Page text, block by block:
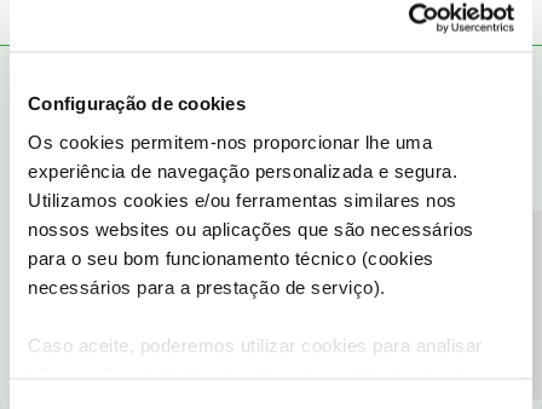
Configuração de cookies
Os cookies permitem-nos proporcionar lhe uma
experiência de navegação personalizada e segura.
Utilizamos cookies e/ou ferramentas similares nos
nossos websites ou aplicações que são necessários
para o seu bom funcionamento técnico (cookies
necessários para a prestação de serviço).
Caso aceite, poderemos utilizar cookies para analisar
Installment purchases are not available to customers with mobile
phone service only. Therefore, to purchase in installments it is
necessary to have a fixed service.
como "Melhor Resposta" e faça "Like" nos melhores comentários.